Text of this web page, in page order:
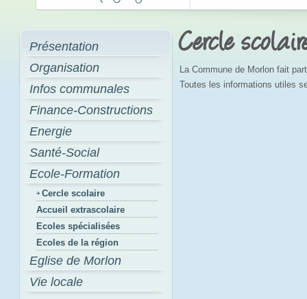
Présentation
Organisation
Infos communales
Finance-Constructions
Energie
Santé-Social
Ecole-Formation
Cercle scolaire
Accueil extrascolaire
Ecoles spécialisées
Ecoles de la région
Eglise de Morlon
Vie locale
Cercle
La Commune de Morlon fait
Toutes les informations utiles